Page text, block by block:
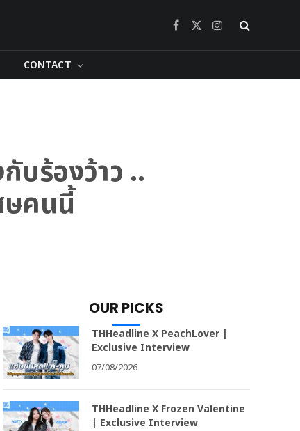
Facebook
X
Instagram
CONTACT
บร้องว้าว ..
ษคนนี้
OUR PICKS
THHeadline X PeachLover |
Exclusive Interview
07/08/2026
THHeadline X Frozen Valentine
| Exclusive Interview